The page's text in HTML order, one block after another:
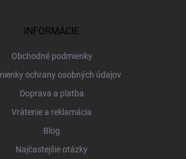
INFORMÁCIE
Obchodné podmienky
ochrany osobných údajov
Doprava a platba
Vrátenie a reklamácia
Blog
Najčastejšie otázky